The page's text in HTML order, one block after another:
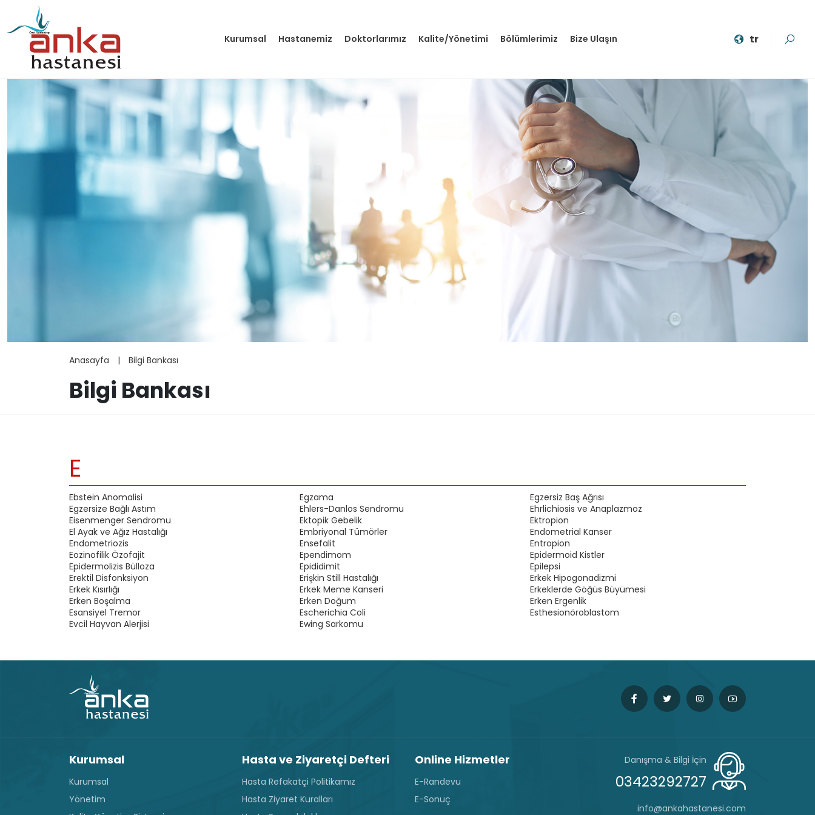
Kurumsal Hastanemiz Doktorlarımız Kalite/Yönetimi Bölümlerimiz Bize Ulaşın tr
Anasayfa | Bilgi Bankası
Bilgi Bankası
E
Ebstein Anomalisi Egzama
Egzersiz Baş Ağrısı
Egzersize Bağlı Astım
Ehlers-Danlos Sendromu
Ehrlichiosis ve Anaplazmoz
Eisenmenger Sendromu
Ektopik Gebelik
Ektropion
El Ayak ve Ağız Hastalığı
Embriyonal Tümörler
Endometrial Kanser
Endometriozis
Ensefalit
Entropion
Eozinofilik Özofajit
Ependimom
Epidermoid Kistler
Epidermolizis Bülloza
Epididimit
Epilepsi
Erektil Disfonksiyon
Erişkin Still Hastalığı
Erkek Hipogonadizmi
Erkek Kısırlığı
Erkek Meme Kanseri
Erkeklerde Göğüs Büyümesi
Erken Boşalma
Erken Doğum
Erken Ergenlik
Esansiyel Tremor
Escherichia Coli
Esthesionöroblastom
Evcil Hayvan Alerjisi
Ewing Sarkomu
Kurumsal
Kurumsal
Yönetim
Hasta ve Ziyaretçi Defteri
Hasta Refakatçi Politikamız
Hasta Ziyaret Kuralları
Online Hizmetler
E-Randevu
E-Sonuç
Danışma & Bilgi İçin
03423292727
info@ankahastanesi.com